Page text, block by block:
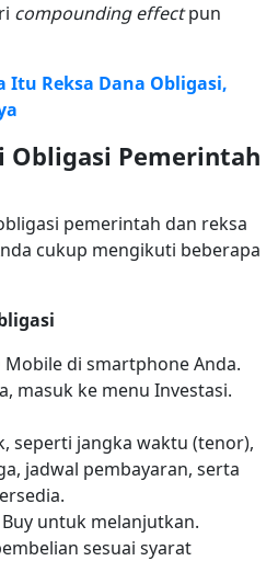
compounding effectpun
Itu Reksa Dana Obligasi,
Obligasi Pemerintah
pemerintah dan reksa
cukup mengikuti beberapa
Mobile di smartphone Anda.
masuk ke menu Investasi.
seperti jangka waktu (tenor),
jadwal pembayaran, serta
untuk melanjutkan.
sesuai syarat